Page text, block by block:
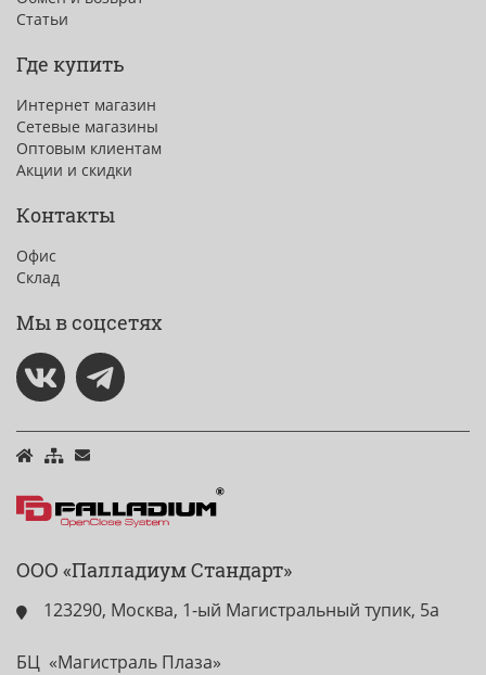
Статьи
Где купить
Интернет магазин
Сетевые магазины
Оптовым клиентам
Акции и скидки
Контакты
Офис
Склад
Мы в соцсетях
ООО «Палладиум Стандарт»
123290, Москва, 1-ый Магистральный тупик, 5а
БЦ «Магистраль Плаза»